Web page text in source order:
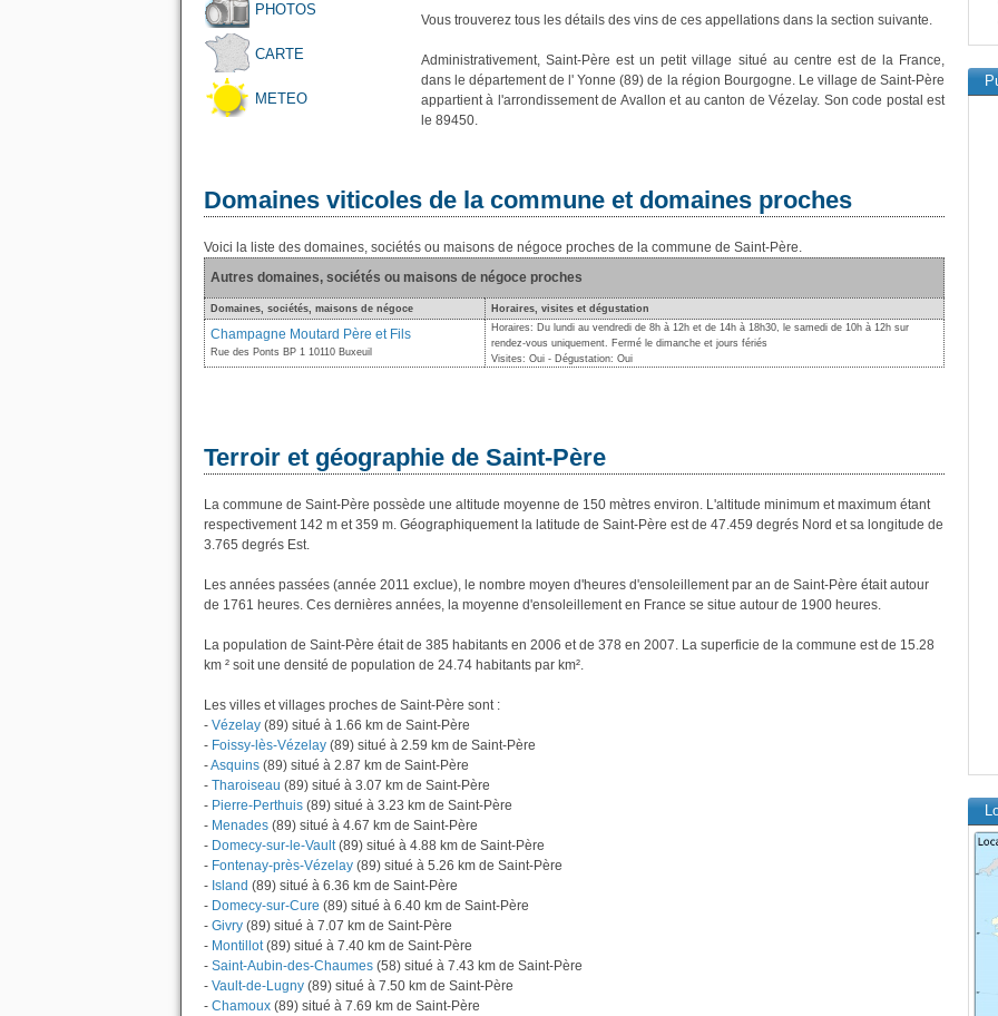
PHOTOS
CARTE
METEO
Vous trouverez tous les détails des vins de ces appellations dans la section suivante.
Administrativement, Saint-Père est un petit village situé au centre est de la France,
dans le département de l' Yonne (89) de la région Bourgogne. Le village de Saint-Père
appartient à l'arrondissement de Avallon et au canton de Vézelay. Son code postal est
le 89450.
Domaines viticoles de la commune et domaines proches
Voici la liste des domaines, sociétés ou maisons de négoce proches de la commune de Saint-Père.
Autres domaines, sociétés ou maisons de négoce proches
Domaines, sociétés, maisons de négoce Horaires, visites et dégustation
Champagne Moutard Père et Fils
Rue des Ponts BP 1 10110 Buxeuil
Horaires: Du lundi au vendredi de 8h à 12h et de 14h à 18h30, le samedi de 10h à 12h sur
rendez-vous uniquement. Fermé le dimanche et jours fériés
Visites: Oui - Dégustation: Oui
Terroir et géographie de Saint-Père
La commune de Saint-Père possède une altitude moyenne de 150 mètres environ. L'altitude minimum et maximum étant
respectivement 142 m et 359 m. Géographiquement la latitude de Saint-Père est de 47.459 degrés Nord et sa longitude de
3.765 degrés Est.
Les années passées (année 2011 exclue), le nombre moyen d'heures d'ensoleillement par an de Saint-Père était autour
de 1761 heures. Ces dernières années, la moyenne d'ensoleillement en France se situe autour de 1900 heures.
La population de Saint-Père était de 385 habitants en 2006 et de 378 en 2007. La superficie de la commune est de 15.28
km ² soit une densité de population de 24.74 habitants par km².
Les villes et villages proches de Saint-Père sont :
- Vézelay (89) situé à 1.66 km de Saint-Père
- Foissy-lès-Vézelay (89) situé à 2.59 km de Saint-Père
-Asquins (89) situé à 2.87 km de Saint-Père
- Tharoiseau (89) situé à 3.07 km de Saint-Père
- Pierre-Perthuis (89) situé à 3.23 km de Saint-Père
- Menades (89) situé à 4.67 km de Saint-Père
- Domecy-sur-le-Vault(89) situé à 4.88 km de Saint-Père
- Fontenay-près-Vézelay (89) situé à 5.26 km de Saint-Père
- Island (89) situé à 6.36 km de Saint-Père
- Domecy-sur-Cure (89) situé à 6.40 km de Saint-Père
- Givry (89) situé à 7.07 km de Saint-Père
- Montillot(89) situé à 7.40 km de Saint-Père
- Saint-Aubin-des-Chaumes (58) situé à 7.43 km de Saint-Père
- Vault-de-Lugny (89) situé à 7.50 km de Saint-Père
- Chamoux (89) situé à 7.69 km de Saint-Père